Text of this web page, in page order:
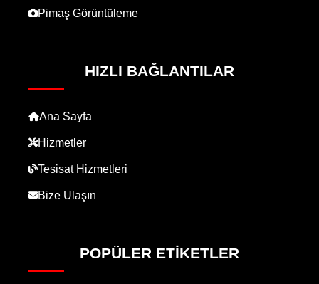
Pimaş Görüntüleme
HIZLI BAĞLANTILAR
Ana Sayfa
Hizmetler
Tesisat Hizmetleri
Bize Ulaşın
POPÜLER ETIKETLER